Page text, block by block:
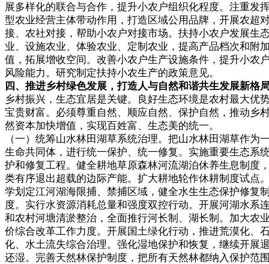
展多样化的联合与合作，提升小农户组织化程度。注重发
型农业经营主体带动作用，打造区域公用品牌，开展农超
接、农社对接，帮助小农户对接市场。扶持小农户发展生
业、设施农业、体验农业、定制农业，提高产品档次和附
值，拓展增收空间。改善小农户生产设施条件，提升小农
风险能力。研究制定扶持小农生产的政策意见。
四、推进乡村绿色发展，打造人与自然和谐共生发展新格
乡村振兴，生态宜居是关键。良好生态环境是农村最大优
宝贵财富。必须尊重自然、顺应自然、保护自然，推动乡
然资本加快增值，实现百姓富、生态美的统一。
（一）统筹山水林田湖草系统治理。把山水林田湖草作为
生命共同体，进行统一保护、统一修复。实施重要生态系
护和修复工程。健全耕地草原森林河流湖泊休养生息制度
类有序退出超载的边际产能。扩大耕地轮作休耕制度试点
学划定江河湖海限捕、禁捕区域，健全水生生态保护修复
度。实行水资源消耗总量和强度双控行动。开展河湖水系
和农村河塘清淤整治，全面推行河长制、湖长制。加大农
价综合改革工作力度。开展国土绿化行动，推进荒漠化、
化、水土流失综合治理。强化湿地保护和恢复，继续开展
还湿。完善天然林保护制度，把所有天然林都纳入保护范